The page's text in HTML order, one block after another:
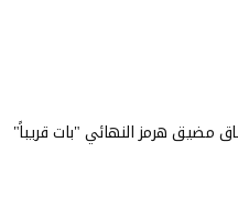
مضيق هرمز النهائي "بات قريباً"